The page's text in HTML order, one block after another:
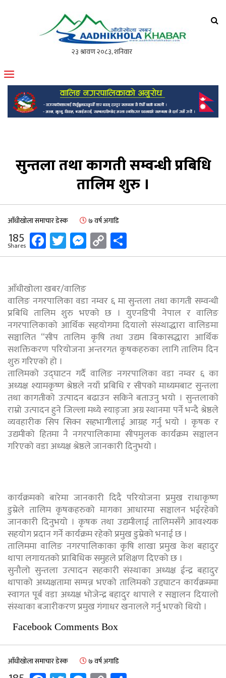
मोफसलकै लोकप्रिय अनलाइन पत्रिका
सुन्तला तथा कागती सम्वन्धी प्रबिधि
तालिम शुरु ।
आँधीखोला समाचार डेस्क ७ वर्ष अगाडि
185
Shares Facebook
Twitter
Messenger
Copy
Link
आँधीखोला खबर/वालिङ
वालिङ नगरपालिका वडा नम्वर ६ मा सुन्तला तथा कागती सम्वन्धी
प्रबिधि तालिम शुरु भएको छ । युएनडिपी नेपाल र वालिङ
नगरपालिकाको आर्थिक सहयोगमा दियालो संस्थाद्धारा वालिङमा
सञ्चालित “सीप तालिम कृषि तथा उद्यम बिकासद्धारा आर्थिक
सशक्तिकरण परियोजना अन्तरगत कृषकहरुका लागि तालिम दिन
शुरु गरिएको हो ।
तालिमको उद्घाटन गर्दै वालिङ नगरपालिका वडा नम्वर ६ का
अध्यक्ष श्यामकृष्ण श्रेष्ठले नयाँ प्रबिधि र सीपको माध्यमबाट सुन्तला
तथा कागतीको उत्पादन बढाउन सकिने बताउनु भयो । सुन्तलाको
राम्रो उत्पादन हुने जिल्ला मध्ये स्याङ्जा अग्र स्थानमा पर्ने भन्दै श्रेष्ठले
व्यवहारीक सिप सिक्न सहभागीलाई आग्रह गर्नु भयो । कृषक र
उद्यमीको हितमा नै नगरपालिकामा सीपमुलक कार्यक्रम सञ्चालन
गरिएको वडा अध्यक्ष श्रेष्ठले जानकारी दिनुभयो ।
कार्यक्रमको बारेमा जानकारी दिदै परियोजना प्रमुख राधाकृष्ण
डुम्रेले तालिम कृषकहरुको मागका आधारमा सञ्चालन भईरहेको
जानकारी दिनुभयो । कृषक तथा उद्यमीलाई तालिमसँगै आवश्यक
सहयोग प्रदान गर्ने कार्यक्रम रहेको प्रमुख डुम्रेको भनाई छ ।
तालिममा वालिङ नगरपालिकाका कृषि शाखा प्रमुख केश बहादुर
थापा लगायतको प्राबिधिक समुहले प्रशिक्षण दिएको छ ।
सुनौलो सुन्तला उत्पादन सहकारी संस्थाका अध्यक्ष ईन्द्र बहादुर
थापाको अध्यक्षतामा सम्पन्न भएको तालिमको उद्दघाटन कार्यक्रममा
स्वागत पूर्ब वडा अध्यक्ष भोजेन्द्र बहादुर थापाले र सञ्चालन दियालो
संस्थाका बजारीकरण प्रमुख गंगाधर खनालले गर्नु भएको थियो ।
Facebook Comments Box
आँधीखोला समाचार डेस्क ७ वर्ष अगाडि